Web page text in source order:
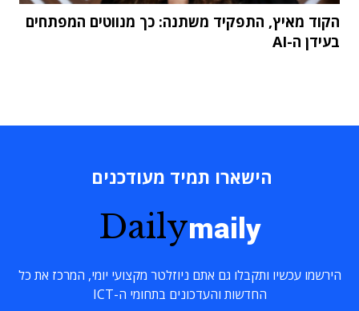
הקוד מאיץ, התפקיד משתנה: כך מנווטים המפתחים
בעידן ה-AI
הישארו תמיד מעודכנים
Dailymaily
הירשמו עכשיו ותקבלו גם אתם ניוזלטר מקצועי יומי, המרכז את כל
החדשות והעדכונים בתחומי ה-ICT